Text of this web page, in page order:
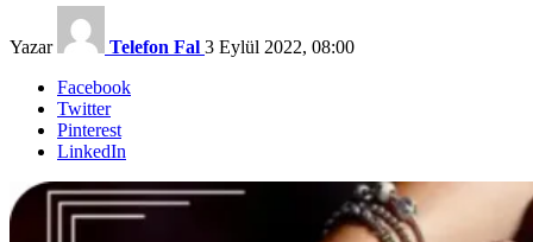
Yazar Telefon Fal 3 Eylül 2022, 08:00
Facebook
Twitter
Pinterest
LinkedIn